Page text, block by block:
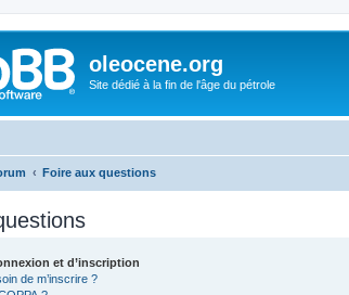
oleocene.org
Site dédié à la fin de l'âge du pétrole
Foire aux questions
et d’inscription
de m’inscrire ?